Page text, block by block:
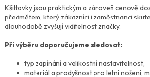
p
r
v
y
ý
p
Kšiltovky jsou praktickým a zároveň cenově
předmětem, který zákazníci i zaměstnanci
dlouhodobě zvyšují viditelnost značky.
Při výběru doporučujeme sledovat:
typ zapínání a velikostní nastavitelnost,
materiál a prodyšnost pro letní nošení,